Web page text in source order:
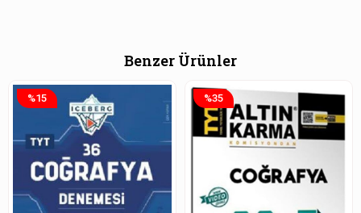
Benzer Ürünler
%15 %35